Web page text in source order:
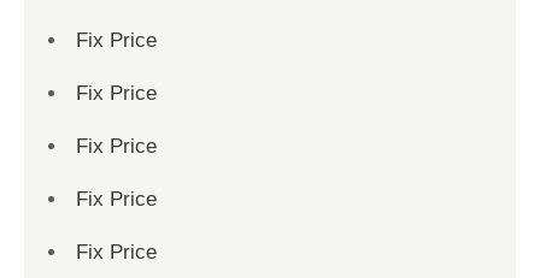
Fix Price
Fix Price
Fix Price
Fix Price
Fix Price